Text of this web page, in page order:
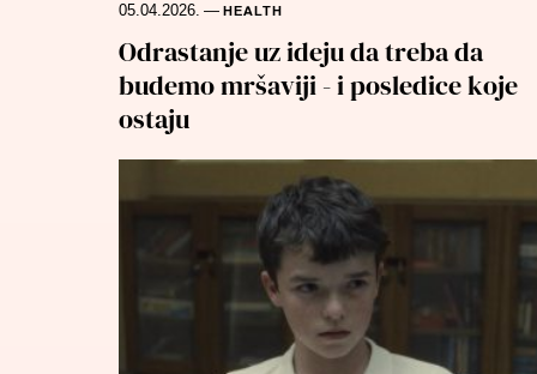
05.04.2026. — HEALTH
Odrastanje uz ideju da treba da
budemo mršaviji - i posledice koje
ostaju